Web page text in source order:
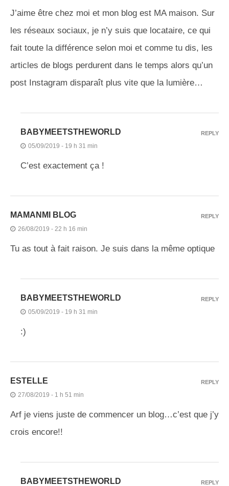
J’aime être chez moi et mon blog est MA maison. Sur
les réseaux sociaux, je n’y suis que locataire, ce qui
fait toute la différence selon moi et comme tu dis, les
articles de blogs perdurent dans le temps alors qu’un
post Instagram disparaît plus vite que la lumière…
BABYMEETSTHEWORLD
05/09/2019 - 19 h 31 min
C’est exactement ça !
REPLY
MAMANMI BLOG
26/08/2019 - 22 h 16 min
Tu as tout à fait raison. Je suis dans la même optique
REPLY
BABYMEETSTHEWORLD
05/09/2019 - 19 h 31 min
:)
REPLY
ESTELLE
27/08/2019 - 1 h 51 min
Arf je viens juste de commencer un blog…c’est que j’y
crois encore!!
REPLY
BABYMEETSTHEWORLD REPLY